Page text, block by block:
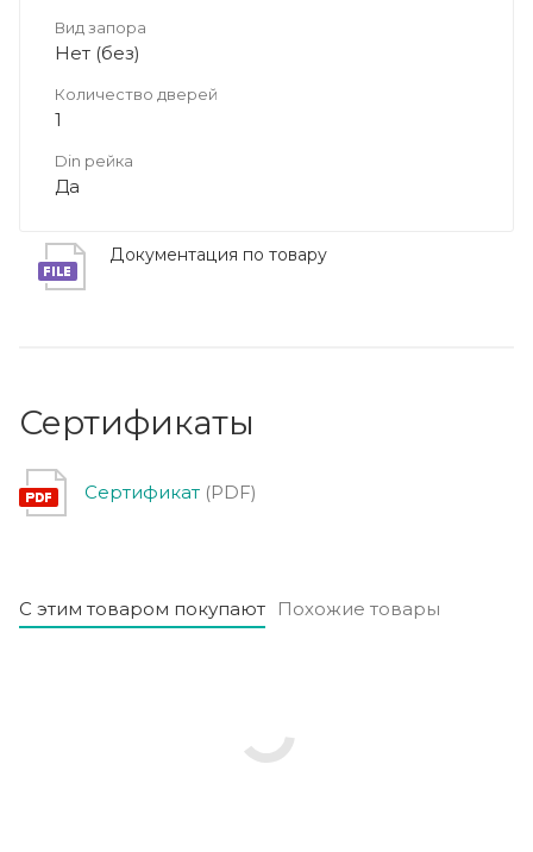
Вид запора
Нет (без)
Количество дверей
1
Din рейка
Да
Документация по товару
Сертификаты
Сертификат (PDF)
С этим товаром покупают Похожие товары